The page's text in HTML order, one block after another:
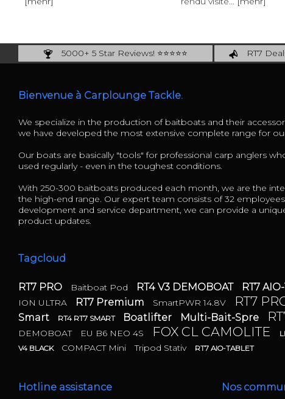
5000+ 5 Star Reviews! ⭐⭐⭐⭐⭐
RT7
Bienvenue à Carplounge Tackle.
We specialize in the production of baitboats and their
we have developed the most extensive complete range for
Our boats are basically "tools" for professional carp anglers
used regularly - even in the toughest conditions.
With 250-300 baitboats produced each month, we are the
the high-end range. Our expert team consists of 32
development and service department, we can provide a
product updates.
Tagcloud
RT7 PRO Baitboat Pod RT4 V3 DEMOBOAT RT7
ION ULTRA
RT7 Premium SmartPWR 14.8V RT7
Smart
RT4 RT7 SMART Boatlifter Multi-Bait-Spre
DEMOBOAT
EU B6 NEO 4S FOX CL CAMOLITE
V4 BLACK
COMPACT Mini Tripod Stativ RT7 AIO-TABLET
Hotline assistance Nos